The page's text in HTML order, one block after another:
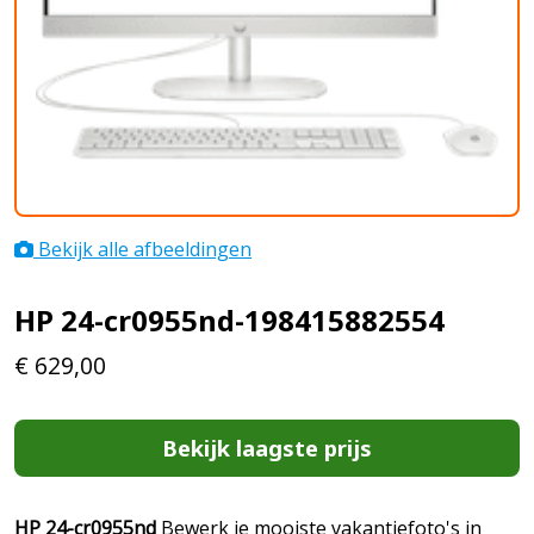
Bekijk alle afbeeldingen
HP 24-cr0955nd-198415882554
€ 629,00
Bekijk laagste prijs
HP 24-cr0955nd Bewerk je mooiste vakantiefoto's in